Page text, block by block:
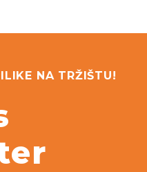
NA TRŽIŠTU!